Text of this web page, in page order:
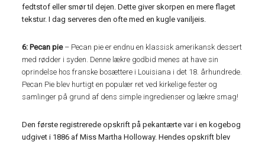
fedtstof eller smør til dejen. Dette giver skorpen en mere flaget
tekstur. I dag serveres den ofte med en kugle vaniljeis.
6: Pecan pie– Pecan pie er endnu en klassisk amerikansk dessert
med rødder i syden. Denne lækre godbid menes at have sin
oprindelse hos franske bosættere i Louisiana i det 18. århundrede.
Pecan Pie blev hurtigt en populær ret ved kirkelige fester og
samlinger på grund af dens simple ingredienser og lækre smag!
Den første registrerede opskrift på pekantærte var i en kogebog
udgivet i 1886 af Miss Martha Holloway. Hendes opskrift blev